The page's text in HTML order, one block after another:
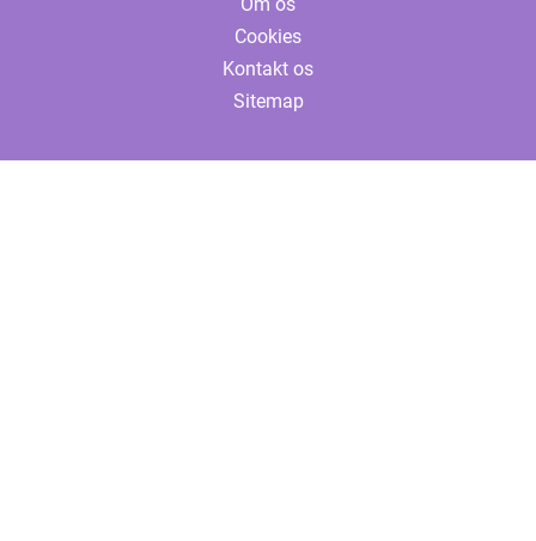
Cookies
Kontakt os
Sitemap